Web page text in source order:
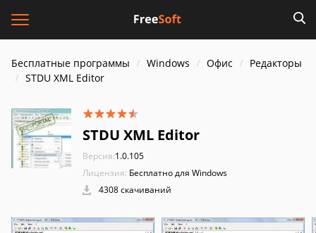
Бесплатные программы Windows Офис
Редакторы
STDU XML Editor
STDU XML Editor
Версия:1.0.105
Лицензия: Бесплатно для Windows
4308 скачиваний